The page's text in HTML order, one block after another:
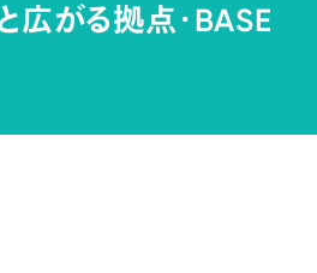
広がる拠点・BASE